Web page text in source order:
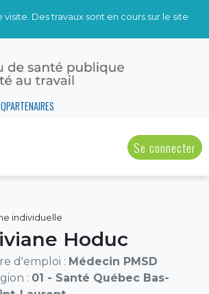
Des travaux sont en cours sur le site
PARTENAIRES
Se connecter
individuelle
Hoduc
d'emploi : Médecin PMSD
: 01 - Santé Québec Bas-